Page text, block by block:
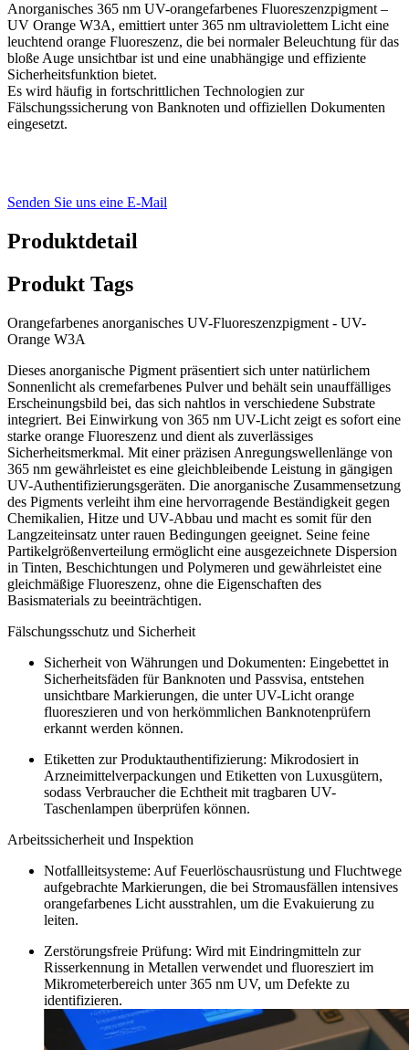
Anorganisches 365 nm UV-orangefarbenes Fluoreszenzpigment –
UV Orange W3A, emittiert unter 365 nm ultraviolettem Licht eine
leuchtend orange Fluoreszenz, die bei normaler Beleuchtung für das
bloße Auge unsichtbar ist und eine unabhängige und effiziente
Sicherheitsfunktion bietet.
Es wird häufig in fortschrittlichen Technologien zur
Fälschungssicherung von Banknoten und offiziellen Dokumenten
eingesetzt.
Senden Sie uns eine E-Mail
Produktdetail
Produkt Tags
Orangefarbenes anorganisches UV-Fluoreszenzpigment - UV-
Orange W3A
Dieses anorganische Pigment präsentiert sich unter natürlichem
Sonnenlicht als cremefarbenes Pulver und behält sein unauffälliges
Erscheinungsbild bei, das sich nahtlos in verschiedene Substrate
integriert. Bei Einwirkung von 365 nm UV-Licht zeigt es sofort eine
starke orange Fluoreszenz und dient als zuverlässiges
Sicherheitsmerkmal. Mit einer präzisen Anregungswellenlänge von
365 nm gewährleistet es eine gleichbleibende Leistung in gängigen
UV-Authentifizierungsgeräten. Die anorganische Zusammensetzung
des Pigments verleiht ihm eine hervorragende Beständigkeit gegen
Chemikalien, Hitze und UV-Abbau und macht es somit für den
Langzeiteinsatz unter rauen Bedingungen geeignet. Seine feine
Partikelgrößenverteilung ermöglicht eine ausgezeichnete Dispersion
in Tinten, Beschichtungen und Polymeren und gewährleistet eine
gleichmäßige Fluoreszenz, ohne die Eigenschaften des
Basismaterials zu beeinträchtigen.
Fälschungsschutz und Sicherheit
Sicherheit von Währungen und Dokumenten: Eingebettet in
Sicherheitsfäden für Banknoten und Passvisa, entstehen
unsichtbare Markierungen, die unter UV-Licht orange
fluoreszieren und von herkömmlichen Banknotenprüfern
erkannt werden können.​
Etiketten zur Produktauthentifizierung: Mikrodosiert in
Arzneimittelverpackungen und Etiketten von Luxusgütern,
sodass Verbraucher die Echtheit mit tragbaren UV-
Taschenlampen überprüfen können.​
Arbeitssicherheit und Inspektion
Notfallleitsysteme: Auf Feuerlöschausrüstung und Fluchtwege
aufgebrachte Markierungen, die bei Stromausfällen intensives
orangefarbenes Licht ausstrahlen, um die Evakuierung zu
leiten.​
Zerstörungsfreie Prüfung: Wird mit Eindringmitteln zur
Risserkennung in Metallen verwendet und fluoresziert im
Mikrometerbereich unter 365 nm UV, um Defekte zu
identifizieren.​